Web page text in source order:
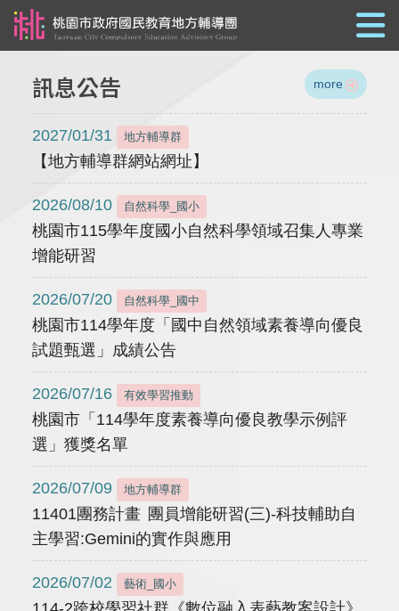
訊息公告 more
2027/01/31 地方輔導群
【地方輔導群網站網址】
2026/08/10 自然科學_國小
桃園市115學年度國小自然科學領域召集人專業
增能研習
2026/07/20 自然科學_國中
桃園市114學年度「國中自然領域素養導向優良
試題甄選」成績公告
2026/07/16 有效學習推動
桃園市「114學年度素養導向優良教學示例評
選」獲獎名單
2026/07/09 地方輔導群
11401團務計畫 團員增能研習(三)-科技輔助自
主學習:Gemini的實作與應用
2026/07/02 藝術_國小